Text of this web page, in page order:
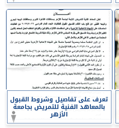
تعرف على تفاصيل وشروط القبول
بالمعاهد الفنية للتمريض بجامعة
الأزهر